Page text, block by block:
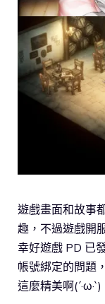
遊戲畫面和故事
趣，不過遊戲開
幸好遊戲 PD 已
帳號綁定的問題
這麼精美啊(ˊ·ω·ˋ)